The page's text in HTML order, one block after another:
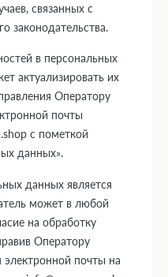
связанных с
законодательства.
в персональных
актуализировать их
Оператору
почты
с пометкой
данных».
данных является
может в любой
на обработку
Оператору
почты на